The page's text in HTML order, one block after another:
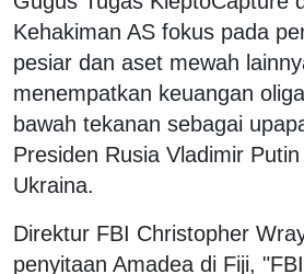
Kehakiman AS fokus pada
pesiar dan aset mewah
menempatkan keuangan
bawah tekanan sebagai
Presiden Rusia Vladimir
Ukraina.
Direktur FBI Christopher
penyitaan Amadea di Fiji,